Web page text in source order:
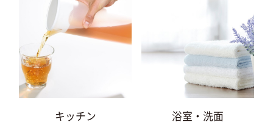
キッチン 浴室・洗面